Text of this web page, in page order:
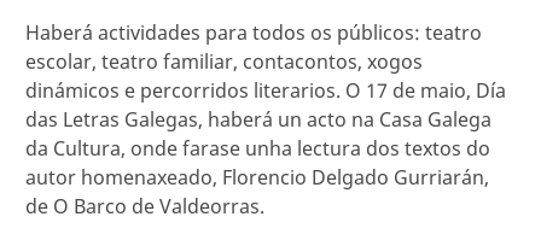
Haberá actividades para todos os públicos: teatro
escolar, teatro familiar, contacontos, xogos
dinámicos e percorridos literarios. O 17 de maio, Día
das Letras Galegas, haberá un acto na Casa Galega
da Cultura, onde farase unha lectura dos textos do
autor homenaxeado, Florencio Delgado Gurriarán,
de O Barco de Valdeorras.